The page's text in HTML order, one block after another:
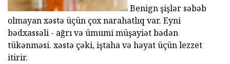
Benign şişlər səbəb
olmayan xəstə üçün çox narahatlıq var. Eyni
bədxassəli - ağrı və ümumi müşayiət bədən
tükənməsi. xəstə çəki, iştaha və həyat üçün lezzet
itirir.